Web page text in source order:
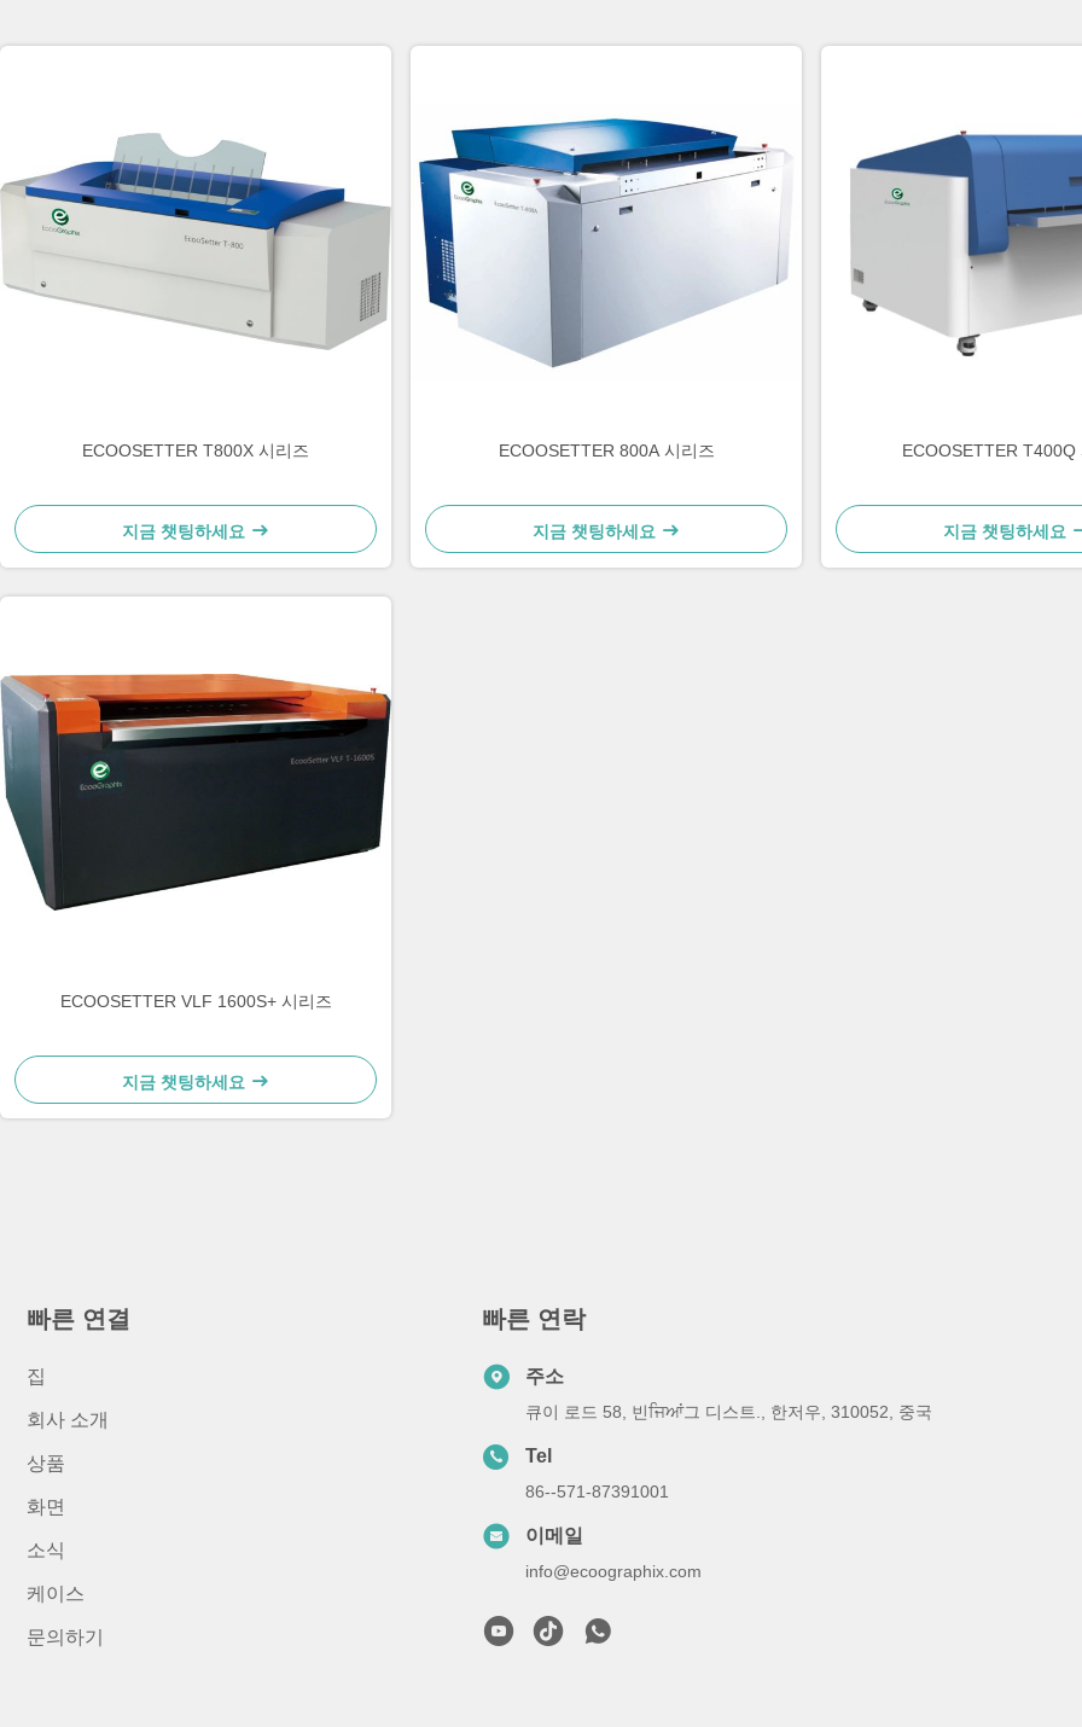
ECOOSETTER T800X 시리즈
지금 챗팅하세요
ECOOSETTER 800A 시리즈
지금 챗팅하세요
ECOOSETTER T400Q
지금 챗팅하세요
ECOOSETTER VLF 1600S+ 시리즈
지금 챗팅하세요
빠른 연결
집
회사 소개
상품
화면
소식
케이스
문의하기
빠른 연락
주소
큐이 로드 58, 빈ਜਿਆਂ그 디스트., 한저우, 310052, 중국
Tel
86--571-87391001
이메일
info@ecoographix.com